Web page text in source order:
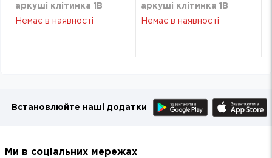
аркуші клітинка 1B
Butterfly 767273
Немає в наявності
аркуші клітинка 1B
Butterfly 767273
Немає в наявності
Встановлюйте наші додатки
Ми в соціальних мережах